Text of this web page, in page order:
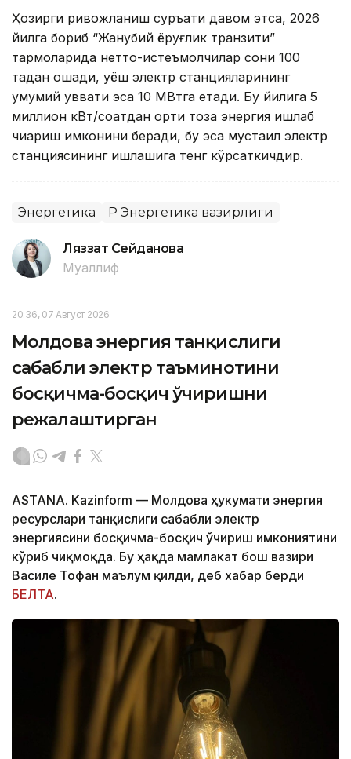
Ҳозирги ривожланиш суръати давом этса, 2026
йилга бориб “Жанубий ёруғлик транзити”
тармоқларида нетто-истеъмолчилар сони 100
тадан ошади, қуёш электр станцияларининг
умумий қуввати эса 10 МВтга етади. Бу йилига 5
миллион кВт/соатдан ортиқ тоза энергия ишлаб
чиқариш имконини беради, бу эса мустақил электр
станциясининг ишлашига тенг кўрсаткичдир.
Энергетика ҚР Энергетика вазирлиги
Ляззат Сейданова
Муаллиф
20:36, 07 Август 2026
Молдова энергия танқислиги
сабабли электр таъминотини
босқичма-босқич ўчиришни
режалаштирган
ASTANA. Kazinform — Молдова ҳукумати энергия
ресурслари танқислиги сабабли электр
энергиясини босқичма-босқич ўчириш имкониятини
кўриб чиқмоқда. Бу ҳақда мамлакат бош вазири
Василе Тофан маълум қилди, деб хабар берди
БЕЛТА.